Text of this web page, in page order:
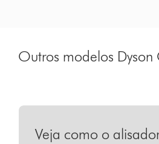
Outros modelos Dyson
Veja como o